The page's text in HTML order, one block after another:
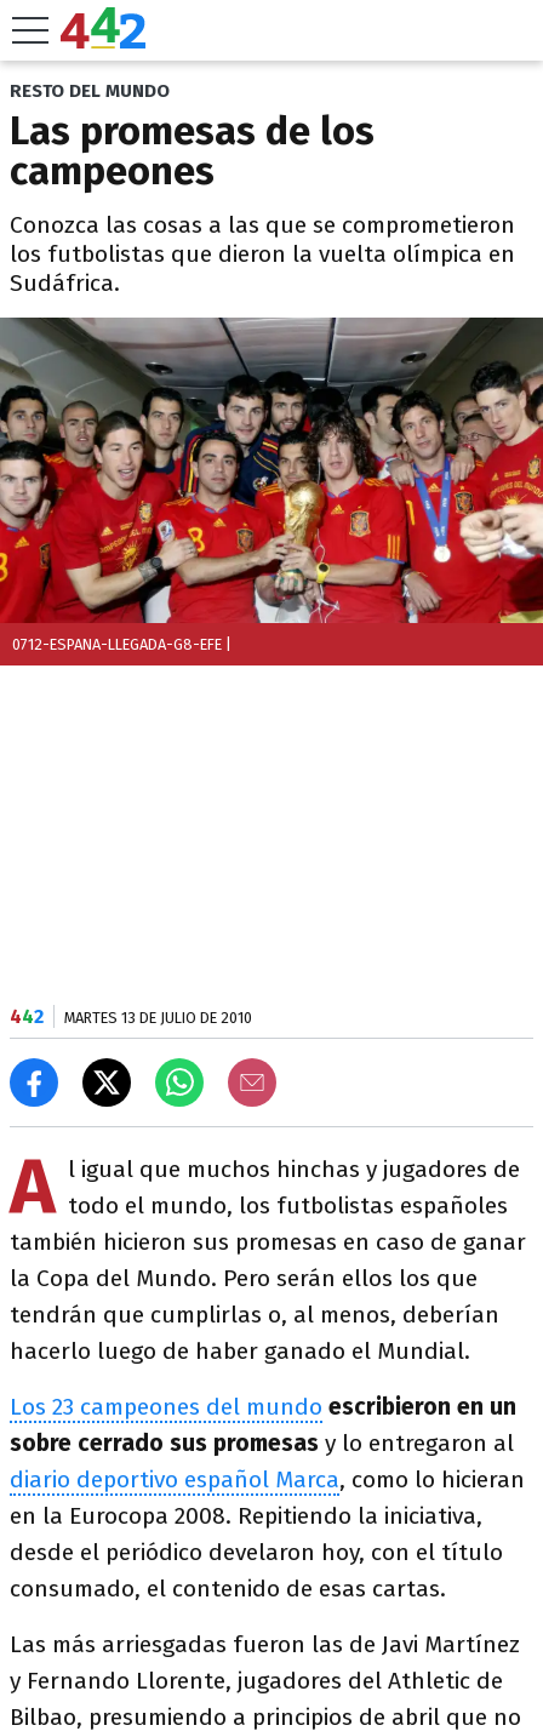
RESTO DEL MUNDO
Las promesas de los
campeones
Conozca las cosas a las que se comprometieron
los futbolistas que dieron la vuelta olímpica en
Sudáfrica.
0712-ESPANA-LLEGADA-G8-EFE
442 MARTES 13 DE JULIO DE 2010
A l igual que muchos hinchas y jugadores de
todo el mundo, los futbolistas españoles
también hicieron sus promesas en caso de ganar
la Copa del Mundo. Pero serán ellos los que
tendrán que cumplirlas o, al menos, deberían
hacerlo luego de haber ganado el Mundial.
Los 23 campeones del mundo escribieron en un
sobre cerrado sus promesas y lo entregaron al
diario deportivo español Marca, como lo hicieran
en la Eurocopa 2008. Repitiendo la iniciativa,
desde el periódico develaron hoy, con el título
consumado, el contenido de esas cartas.
Las más arriesgadas fueron las de Javi Martínez
y Fernando Llorente, jugadores del Athletic de
Bilbao, presumiendo a principios de abril que no